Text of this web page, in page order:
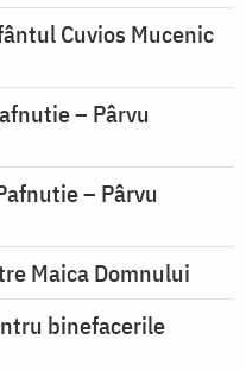
Cuvios Mucenic
– Pârvu
– Pârvu
Maica Domnului
binefacerile